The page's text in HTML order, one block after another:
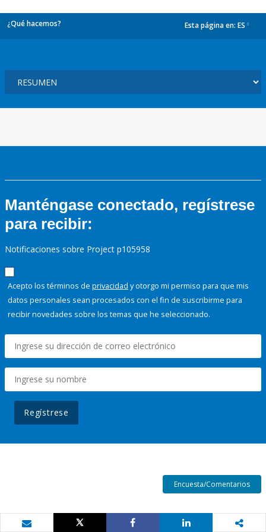
¿Qué hacemos? Esta página en: ES
Manténgase conectado, regístrese
para recibir:
Notificaciones sobre Project p105958
Acepto los términos de privacidad y otorgo mi permiso para que mis
datos personales sean procesados con el fin de suscribirme para
recibir novedades sobre los temas que he seleccionado.
Regístrese
Encuesta/Comentarios